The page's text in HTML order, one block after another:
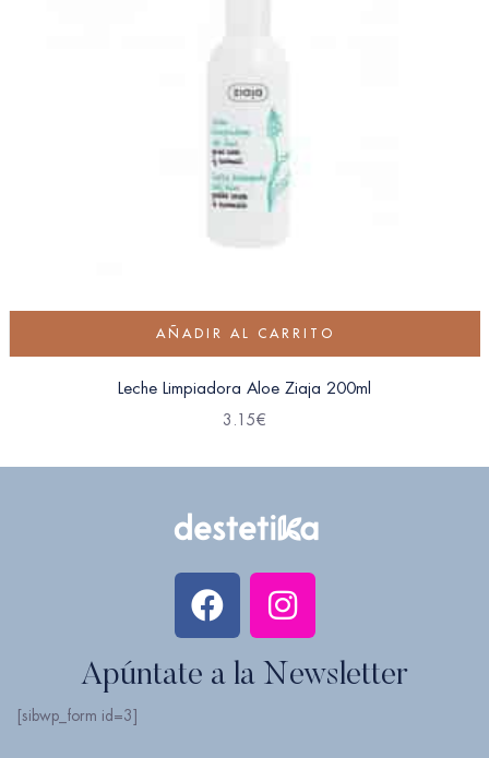
AÑADIR AL CARRITO
Leche Limpiadora Aloe Ziaja 200ml
3.15€
Apúntate a la Newsletter
[sibwp_form id=3]